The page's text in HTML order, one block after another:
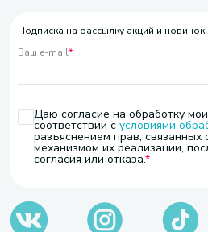
Подписка на рассылку акций и новинок
Ваш e-mail*
Даю согласие на обработку
соответствии с условиями
разъяснением прав, связанных
механизмом их реализации,
согласия или отказа.